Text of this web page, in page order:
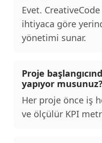
Evet.
ihtiyaca göre
yönetimi sunar.
Proje
yapıyor musunuz?
Her proje önce iş
ve ölçülür KPI